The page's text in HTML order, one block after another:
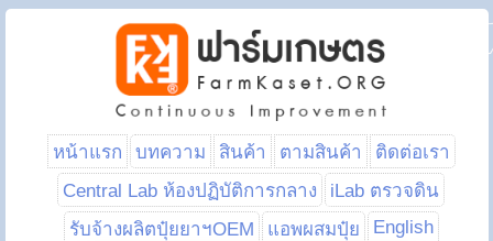
หน้าแรก บทความ สินค้า ตามสินค้า
ติดต่อเรา
Central Lab ห้องปฏิบัติการกลาง
iLab ตรวจดิน
รับจ้างผลิตปุ๋ยยาฯOEM
แอพผสมปุ๋ย English